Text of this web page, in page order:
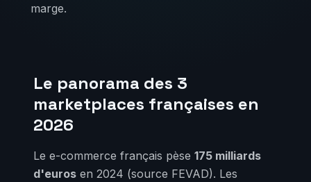
marge.
Le panorama des 3
marketplaces françaises en
2026
Le e-commerce français pèse 175 milliards
d'euros en 2024 (source FEVAD). Les